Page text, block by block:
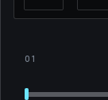
01